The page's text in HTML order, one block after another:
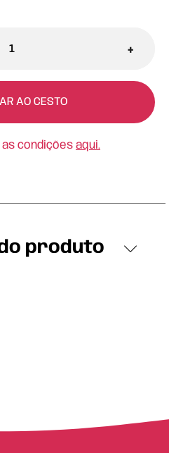
+
AO CESTO
condições aqui.
produto